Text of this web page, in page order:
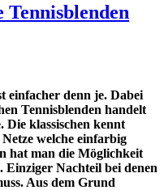
Tennisblenden
einfacher denn je. Dabei
Tennisblenden handelt
Die klassischen kennt
welche einfarbig
hat man die Möglichkeit
Nachteil bei denen
Aus dem Grund